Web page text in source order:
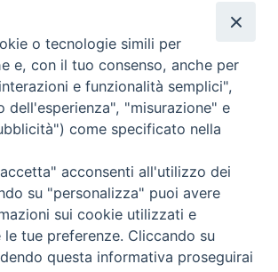
Centralino Curia Vescovile
0541 913711
Indirizzo
47864 PENNABILLI (RN)
Seguici su
Facebook
Instagram
LinkedIn
X YouTube
Feed
o tecnologie simili per
e, con il tuo consenso, anche per
e funzionalità semplici",
dell'esperienza", "misurazione" e
come specificato nella
acconsenti all'utilizzo dei
su "personalizza" puoi avere
sui cookie utilizzati e
le tue preferenze. Cliccando su
questa informativa proseguirai